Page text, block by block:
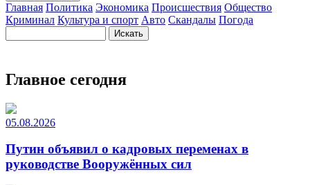
Главная Политика Экономика Происшествия Общество
Криминал Культура и спорт Авто Скандалы Погода
Главное сегодня
05.08.2026
Путин объявил о кадровых переменах в
руководстве Вооружённых сил